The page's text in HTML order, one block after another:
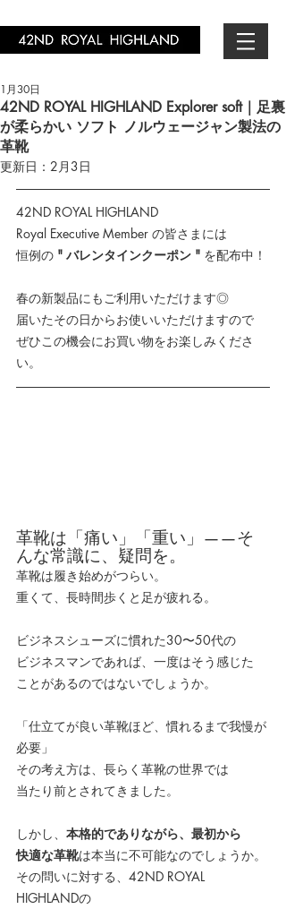
42ND ROYAL HIGHLAND Explorer soft｜足裏
が柔らかい ソフト ノルウェージャン製法の
革靴
1月30日
更新日： 2月3日
42ND ROYAL HIGHLAND
Royal Executive Member の皆さまには
恒例の " バレンタインクーポン " を配布中！
春の新製品にもご利用いただけます◎
届いたその日からお使いいただけますので
ぜひこの機会にお買い物をお楽しみくださ
い。
革靴は「痛い」「重い」——そ
んな常識に、疑問を。
革靴は履き始めがつらい。
重くて、長時間歩くと足が疲れる。
ビジネスシューズに慣れた30〜50代の
ビジネスマンであれば、一度はそう感じた
ことがあるのではないでしょうか。
「仕立てが良い革靴ほど、慣れるまで我慢が
必要」
その考え方は、長らく革靴の世界では
当たり前とされてきました。
しかし、 本格的でありながら、最初から
快適な革靴は本当に不可能なのでしょうか。
その問いに対する、42ND ROYAL
HIGHLANDの